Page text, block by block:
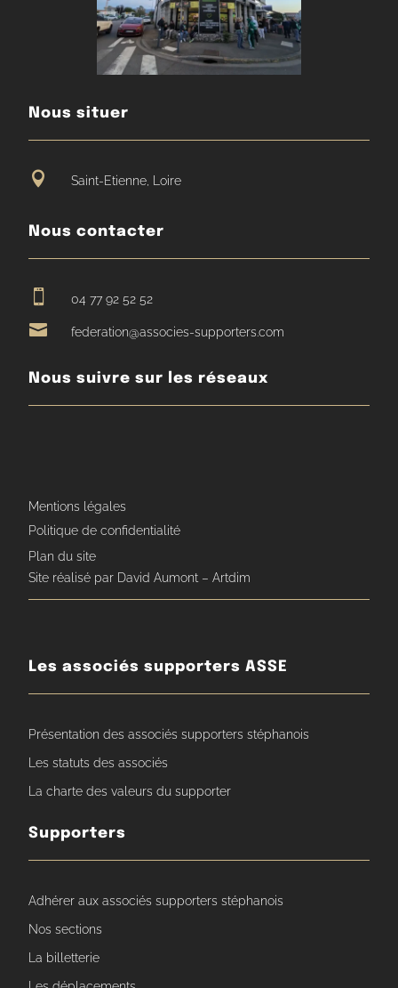
Nous situer
 Saint-Etienne, Loire
Nous contacter
 04 77 92 52 52
 federation@associes-supporters.com
Nous suivre sur les réseaux
Mentions légales
Politique de confidentialité
Plan du site
Site réalisé par David Aumont – Artdim
Les associés supporters ASSE
Présentation des associés supporters stéphanois
Les statuts des associés
La charte des valeurs du supporter
Supporters
Adhérer aux associés supporters stéphanois
Nos sections
La billetterie